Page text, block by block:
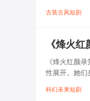
古装古风短剧
《烽火
《烽火红颜
性展开。她们
科幻未来短剧